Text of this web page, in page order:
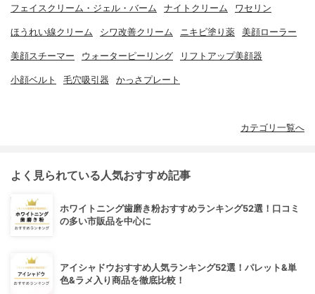
フェイスクリーム・ジェル・バーム ナイトクリーム ワセリン
ほうれい線クリーム シワ改善クリーム ニキビ塗り薬 美顔ローラー
美顔スチーマー ウォーターピーリング リフトアップ美顔器
小顔ベルト 毛穴吸引器 かっさプレート
カテゴリ一覧へ
よく見られている人気おすすめ記事
ホワイトニング歯磨き粉おすすめランキング52選！口コミ
の多い市販品を中心に
アイシャドウおすすめ人気ランキング52選！パレット&単
色&ラメ入り商品を徹底比較！